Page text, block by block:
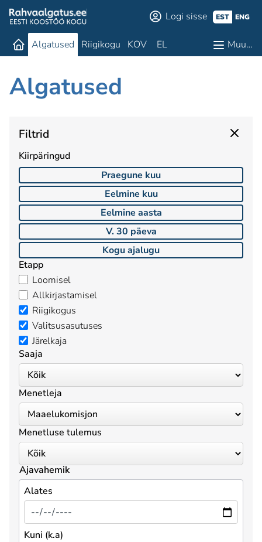
Logi sisse EST ENG
Algatused Riigikogu KOV EL Muu…
Algatused
Filtrid
Kiirpäringud
Praegune kuu
Eelmine kuu
Eelmine aasta
V. 30 päeva
Kogu ajalugu
Etapp
Loomisel
Allkirjastamisel
Riigikogus
Valitsusasutuses
Järelkaja
Saaja
Menetleja
Menetluse tulemus
Ajavahemik
Alates
Kuni (k.a)